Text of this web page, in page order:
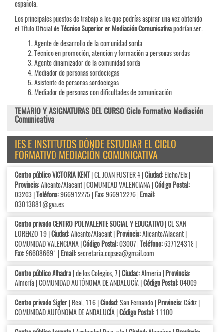
española.
Los principales puestos de trabajo a los que podrías aspirar una vez obtenido
el Título Oficial deTécnico Superior en Mediación Comunicativapodrían ser:
Agente de desarrollo de la comunidad sorda
Técnico en promoción, atención y formación a personas sordas
Agente dinamizador de la comunidad sorda
Mediador de personas sordociegas
Asistente de personas sordociegas
Mediador de personas con dificultades de comunicación
TEMARIO Y ASIGNATURAS DEL CURSO Ciclo Formativo Mediación
Comunicativa
IES E INSTITUTOS DÓNDE ESTUDIAR EL CICLO
FORMATIVO MEDIACIÓN COMUNICATIVA
Centro público VICTORIA KENT| CL JOAN FUSTER 4 |Ciudad:Elche/Elx |
Provincia:Alicante/Alacant | COMUNIDAD VALENCIANA |Código Postal:
03203 |Teléfono:966912275 |Fax:966912276 |Email:
03013881@gva.es
Centro privado CENTRO POLIVALENTE SOCIAL Y EDUCATIVO| CL SAN
LORENZO 19 |Ciudad:Alicante/Alacant |Provincia:Alicante/Alacant |
COMUNIDAD VALENCIANA |Código Postal:03007 |Teléfono:637124318 |
Fax:966086691 |Email:secretaria.copsea@gmail.com
Centro público Alhadra| de los Colegios, 7 |Ciudad:Almería |Provincia:
Almería | COMUNIDAD AUTÓNOMA DE ANDALUCÍA |Código Postal:04009
Centro privado Sigler| Real, 116 |Ciudad:San Fernando |Provincia:Cádiz |
COMUNIDAD AUTÓNOMA DE ANDALUCÍA |Código Postal:11100